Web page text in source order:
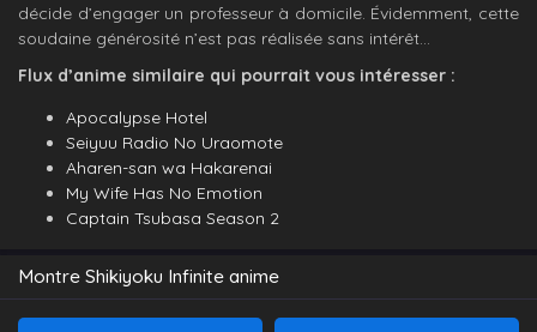
décide d’engager un professeur à domicile. Évidemment, cette
soudaine générosité n’est pas réalisée sans intérêt…
Flux d’anime similaire qui pourrait vous intéresser :
Apocalypse Hotel
Seiyuu Radio No Uraomote
Aharen-san wa Hakarenai
My Wife Has No Emotion
Captain Tsubasa Season 2
Montre Shikiyoku Infinite anime